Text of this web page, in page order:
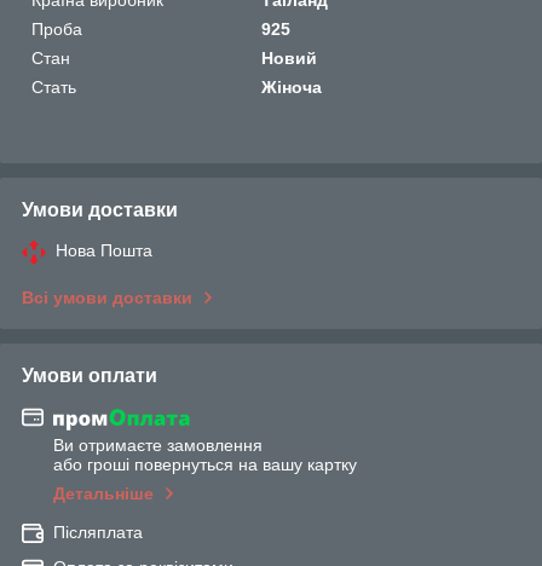
Проба
925
Стан
Новий
Стать
Жіноча
Умови доставки
Нова Пошта
Всі умови доставки
Умови оплати
Ви отримаєте замовлення
або гроші повернуться на вашу картку
Детальніше
Післяплата